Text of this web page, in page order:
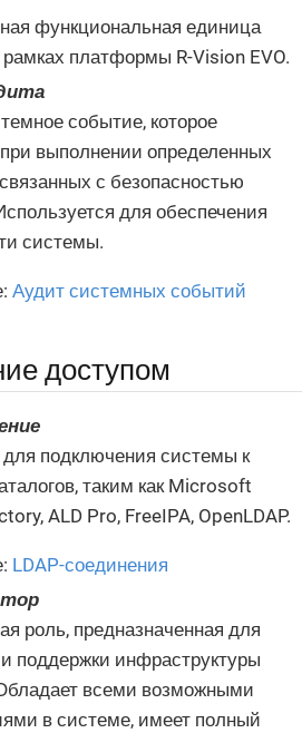
функциональная единица
платформы R-Vision EVO.
событие, которое
выполнении определенных
с безопасностью
для обеспечения
системы.
Аудит системных событий
доступом
для подключения системы к
таким как Microsoft
ALD Pro, FreeIPA, OpenLDAP.
LDAP-соединения
роль, предназначенная для
поддержки инфраструктуры
всеми возможными
в системе, имеет полный